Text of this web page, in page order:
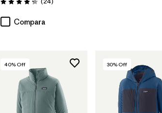
Valoración: 4.3 / 5
Compara
40% Off 30% Off